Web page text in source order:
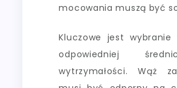
mocowania muszą być
Kluczowe jest wybranie
odpowiedniej
wytrzymałości. Wąż